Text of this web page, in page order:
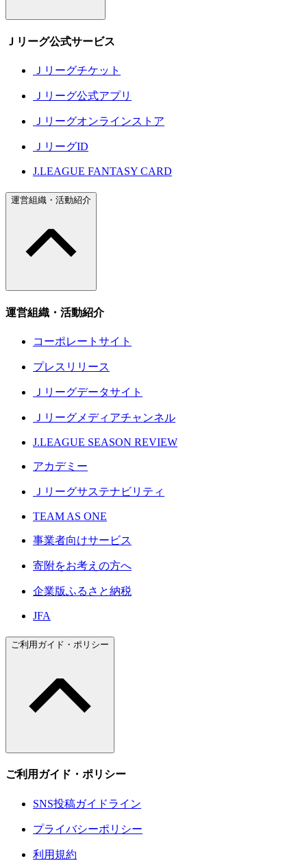
Ｊリーグ公式サービス
Ｊリーグチケット
Ｊリーグ公式アプリ
Ｊリーグオンラインストア
ＪリーグID
J.LEAGUE FANTASY CARD
運営組織・活動紹介
運営組織・活動紹介
コーポレートサイト
プレスリリース
Ｊリーグデータサイト
Ｊリーグメディアチャンネル
J.LEAGUE SEASON REVIEW
アカデミー
Ｊリーグサステナビリティ
TEAM AS ONE
事業者向けサービス
寄附をお考えの方へ
企業版ふるさと納税
JFA
ご利用ガイド・ポリシー
ご利用ガイド・ポリシー
SNS投稿ガイドライン
プライバシーポリシー
利用規約